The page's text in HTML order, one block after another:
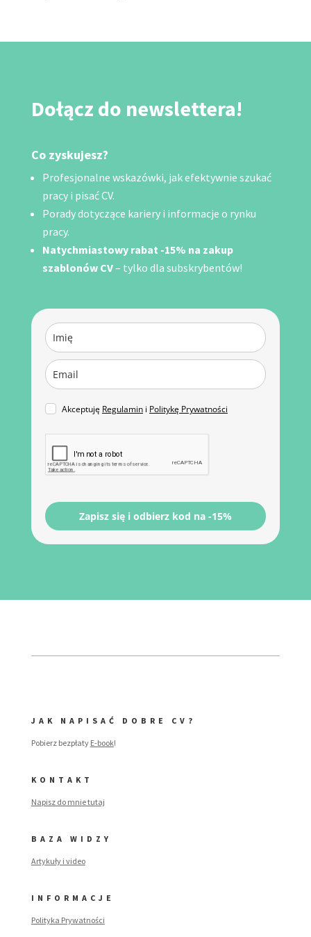
Dołącz do newslettera!
Co zyskujesz?
Profesjonalne wskazówki, jak efektywnie szukać
pracy i pisać CV.
Porady dotyczące kariery i informacje o rynku
pracy.
Natychmiastowy rabat -15% na zakup
szablonów CV– tylko dla subskrybentów!
Akceptuję Regulamini Politykę Prywatności
Zapisz się i odbierz kod na -15%
JAK NAPISAĆ DOBRE CV?
Pobierz bezpłaty E-book!
KONTAKT
Napisz do mnie tutaj
BAZA WIDZY
Artykuły i video
INFORMACJE
Polityka Prywatności